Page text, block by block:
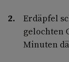
Erdäpfel
gelochten
Minuten